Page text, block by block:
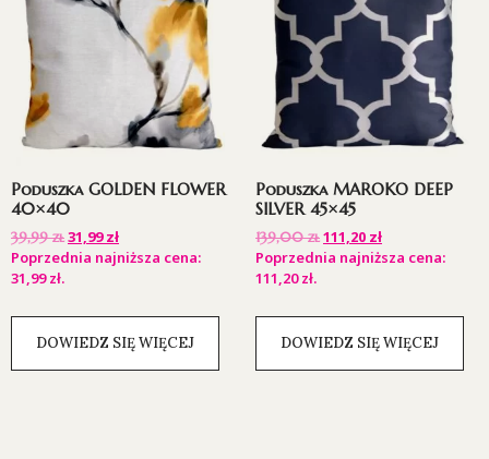
Poduszka GOLDEN FLOWER
40×40
39,99zł31,99zł
Poprzednia najniższa cena:
31,99zł.
DOWIEDZ SIĘ WIĘCEJ
Poduszka MAROKO DEEP
SILVER 45×45
139,00zł111,20 zł
Poprzednia najniższa cena:
111,20zł.
DOWIEDZ SIĘ WIĘCEJ